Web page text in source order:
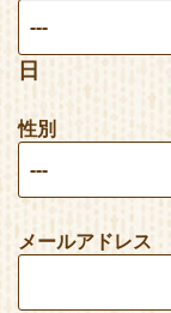
日
性別
メールアドレス